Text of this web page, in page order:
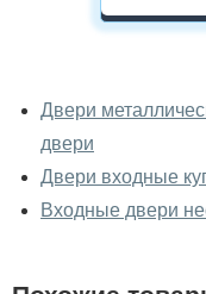
Да, можно
фирменном салоне-
У вас
Двери
двери
Двери входные
Входные двери